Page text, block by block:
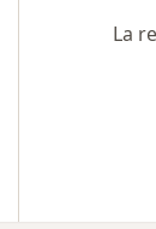
La